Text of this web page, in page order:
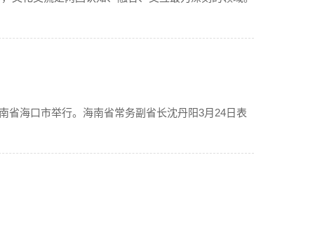
省海口市举行。海南省常务副省长沈丹阳3月24日表